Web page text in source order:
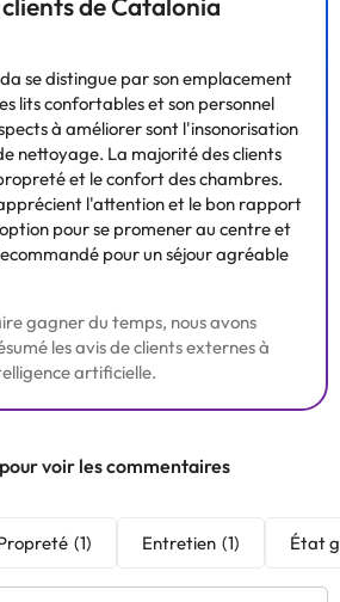
se distingue par son emplacement
lits confortables et son personnel
à améliorer sont l'insonorisation
nettoyage. La majorité des clients
et le confort des chambres.
l'attention et le bon rapport
pour se promener au centre et
pour un séjour agréable
gagner du temps, nous avons
les avis de clients externes à
artificielle.
voir les commentaires
(1) Entretien (1) État